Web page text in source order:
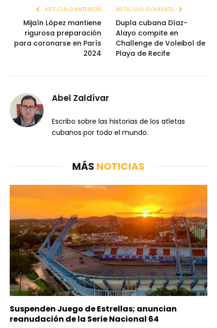
ARTÍCULO ANTERIOR
Mijaín López mantiene
rigurosa preparación
para coronarse en París
2024
ARTÍCULO SIGUIENTE
Dupla cubana Díaz-
Alayo compite en
Challenge de Voleibol de
Playa de Recife
Abel Zaldívar
Escribo sobre las historias de los atletas
cubanos por todo el mundo.
MÁS NOTICIAS
Suspenden Juego de Estrellas; anuncian
reanudación de la Serie Nacional 64